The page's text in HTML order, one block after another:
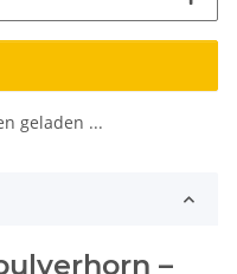
geladen ...
–